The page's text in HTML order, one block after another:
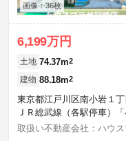
画像：36枚
6,199万円
土地 74.37m2
建物 88.18m2
東京都江戸川区南小岩１丁
ＪＲ総武線（各駅停車）
取扱い不動産会社：ハウ